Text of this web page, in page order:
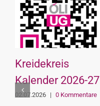
Kreidekreis
Kalender 2026-27
02.07.2026 | 0 Kommentare